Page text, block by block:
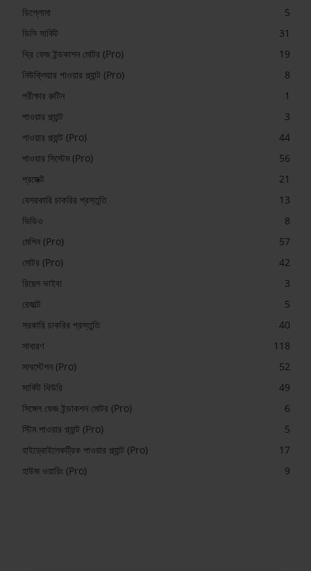
ডিপ্লোমা
5
ডিসি সার্কিট
31
থ্রি ফেজ ইন্ডকাশন মোটর (Pro)
19
নিউক্লিয়ার পাওয়ার প্ল্যান্ট (Pro)
8
পরীক্ষার রুটিন
1
পাওয়ার প্ল্যান্ট
3
পাওয়ার প্ল্যান্ট (Pro)
44
পাওয়ার সিস্টেম (Pro)
56
প্রজেক্ট
21
বেসরকারি চাকরির প্রস্তুতি
13
ভিডিও
8
মেশিন (Pro)
57
মোটর (Pro)
42
রিয়েল ভাইবা
3
রেজাল্ট
5
সরকারি চাকরির প্রস্তুতি
40
সাধারণ
118
সাবস্টেশন (Pro)
52
সার্কিট থিউরি
49
সিঙ্গেল ফেজ ইন্ডাকশন মোটর (Pro)
6
স্টিম পাওয়ার প্ল্যান্ট (Pro)
5
হাইড্রোইলেকট্রিক পাওয়ার প্ল্যান্ট (Pro)
17
হাউজ ওয়ারিং (Pro)
9